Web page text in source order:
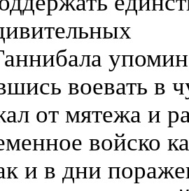
воевать в
от мятежа и
войско
и в дни